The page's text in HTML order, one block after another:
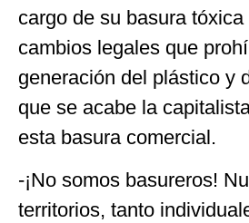
cargo de su basura
cambios legales que
generación del plástico y
que se acabe la
esta basura comercial.
-¡No somos basureros!
territorios, tanto